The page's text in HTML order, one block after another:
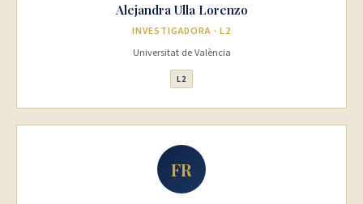
Alejandra Ulla Lorenzo
INVESTIGADORA · L2
Universitat de València
L2
FR